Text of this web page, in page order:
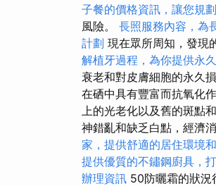
子餐的價格資訊，讓您規
風險。 長照服務內容，為
計劃 現在眾所周知，發現
解植牙過程，為你提供永
衰老和對皮膚細胞的永久
在硒中具有豐富而抗氧化
上的光老化以及舊的斑點
神錯亂和缺乏白點，經濟
家，提供舒適的居住環境
提供優質的不鏽鋼廚具，
辦理資訊 50防曬霜的狀況